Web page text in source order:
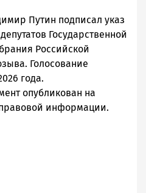
Путин подписал указ
Государственной
Российской
Голосование
года.
опубликован на
информации.